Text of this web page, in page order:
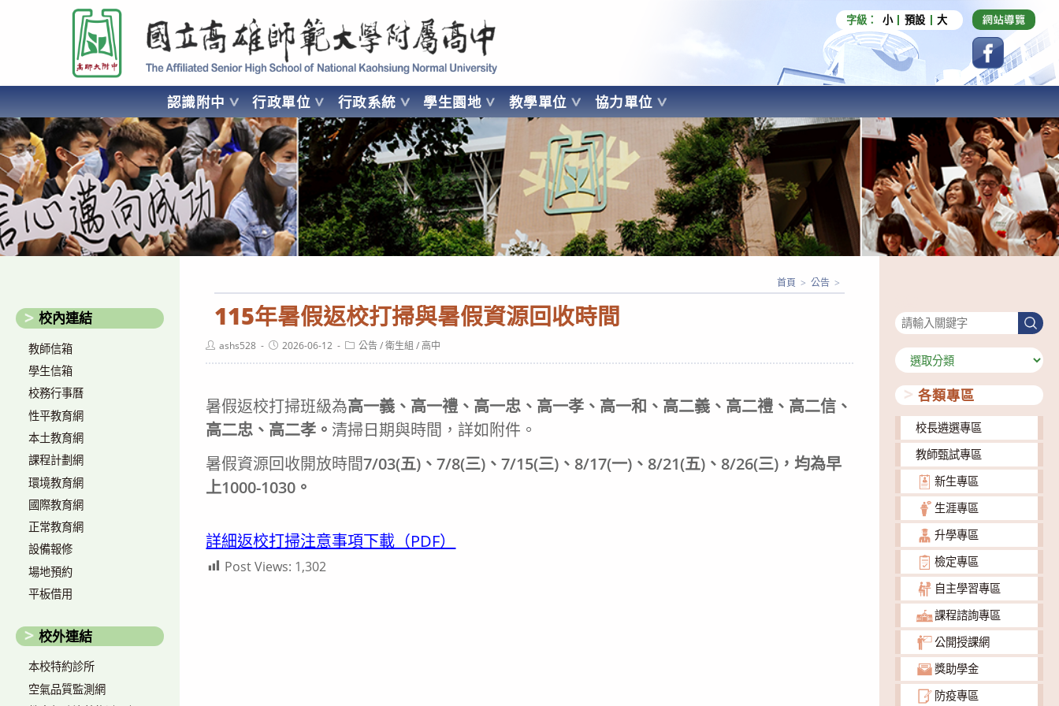
要
容
國立高雄師範大學附屬高級中學 Affiliated Senior High School of National Kaohsiung Normal University
字級： 小 預設 大
認識附中 行政單位 行政系統 學生園地 教學單位 協力單位
AFFILIATED SENIOR HIGH SCHOOL OF NATIONAL KAOHSIUNG NORMAL UNIVERSITY
115年暑假返校打掃與暑假資源回收時間
首頁 > 公告 >
Postashs528
Post2026-06-12
Post公告 / 衛生組 / 高中
暑假返校打掃班級為高一義、高一禮、高一忠、高一孝、高一和、高二義、高二禮、高二信、
高二忠、高二孝。 清掃日期與時間，詳如附件。
暑假資源回收開放時間7/03(五)、7/8(三)、7/15(三)、8/17(一)、8/21(五)、8/26(三)，均為早
上1000-1030。
詳細返校打掃注意事項下載（PDF）
Post Views: 1,302
校內連結
教師信箱
學生信箱
校務行事曆
性平教育網
本土教育網
課程計劃網
環境教育網
國際教育網
正常教育網
設備報修
場地預約
平板借用
校外連結
本校特約診所
空氣品質監測網
搜
尋
分
類
各類專區
校長遴選專區
教師甄試專區
新生專區
生涯專區
升學專區
檢定專區
自主學習專區
課程諮詢專區
公開授課網
獎助學金
防疫專區